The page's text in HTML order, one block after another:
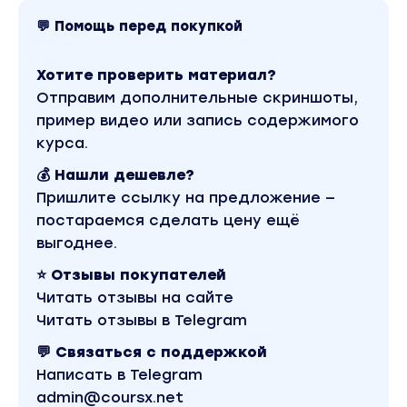
работающий сайт.
этот пробел. Вы на практике увидите, как
можно из шаблона, из верстки создать
полноценную тему для OpenCart 3 и
получить готовый работающий сайт.
Бонусы:
CSS для начинающих
HTML 5. Основы
ООП PHP
💬 Помощь перед покупкой
Хотите проверить материал?
Отправим дополнительные скриншоты,
пример видео или запись содержимого
курса.
💰 Нашли дешевле?
Пришлите ссылку на предложение —
постараемся сделать цену ещё
выгоднее.
⭐ Отзывы покупателей
Читать отзывы на сайте
Читать отзывы в Telegram
💬 Связаться с поддержкой
Написать в Telegram
admin@coursx.net